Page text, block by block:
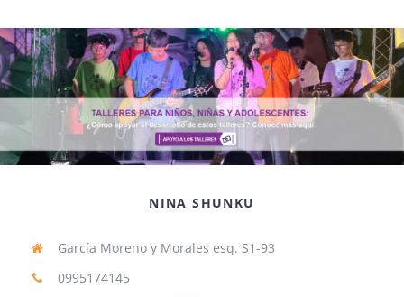
NINA SHUNKU
García Moreno y Morales esq. S1-93
0995174145